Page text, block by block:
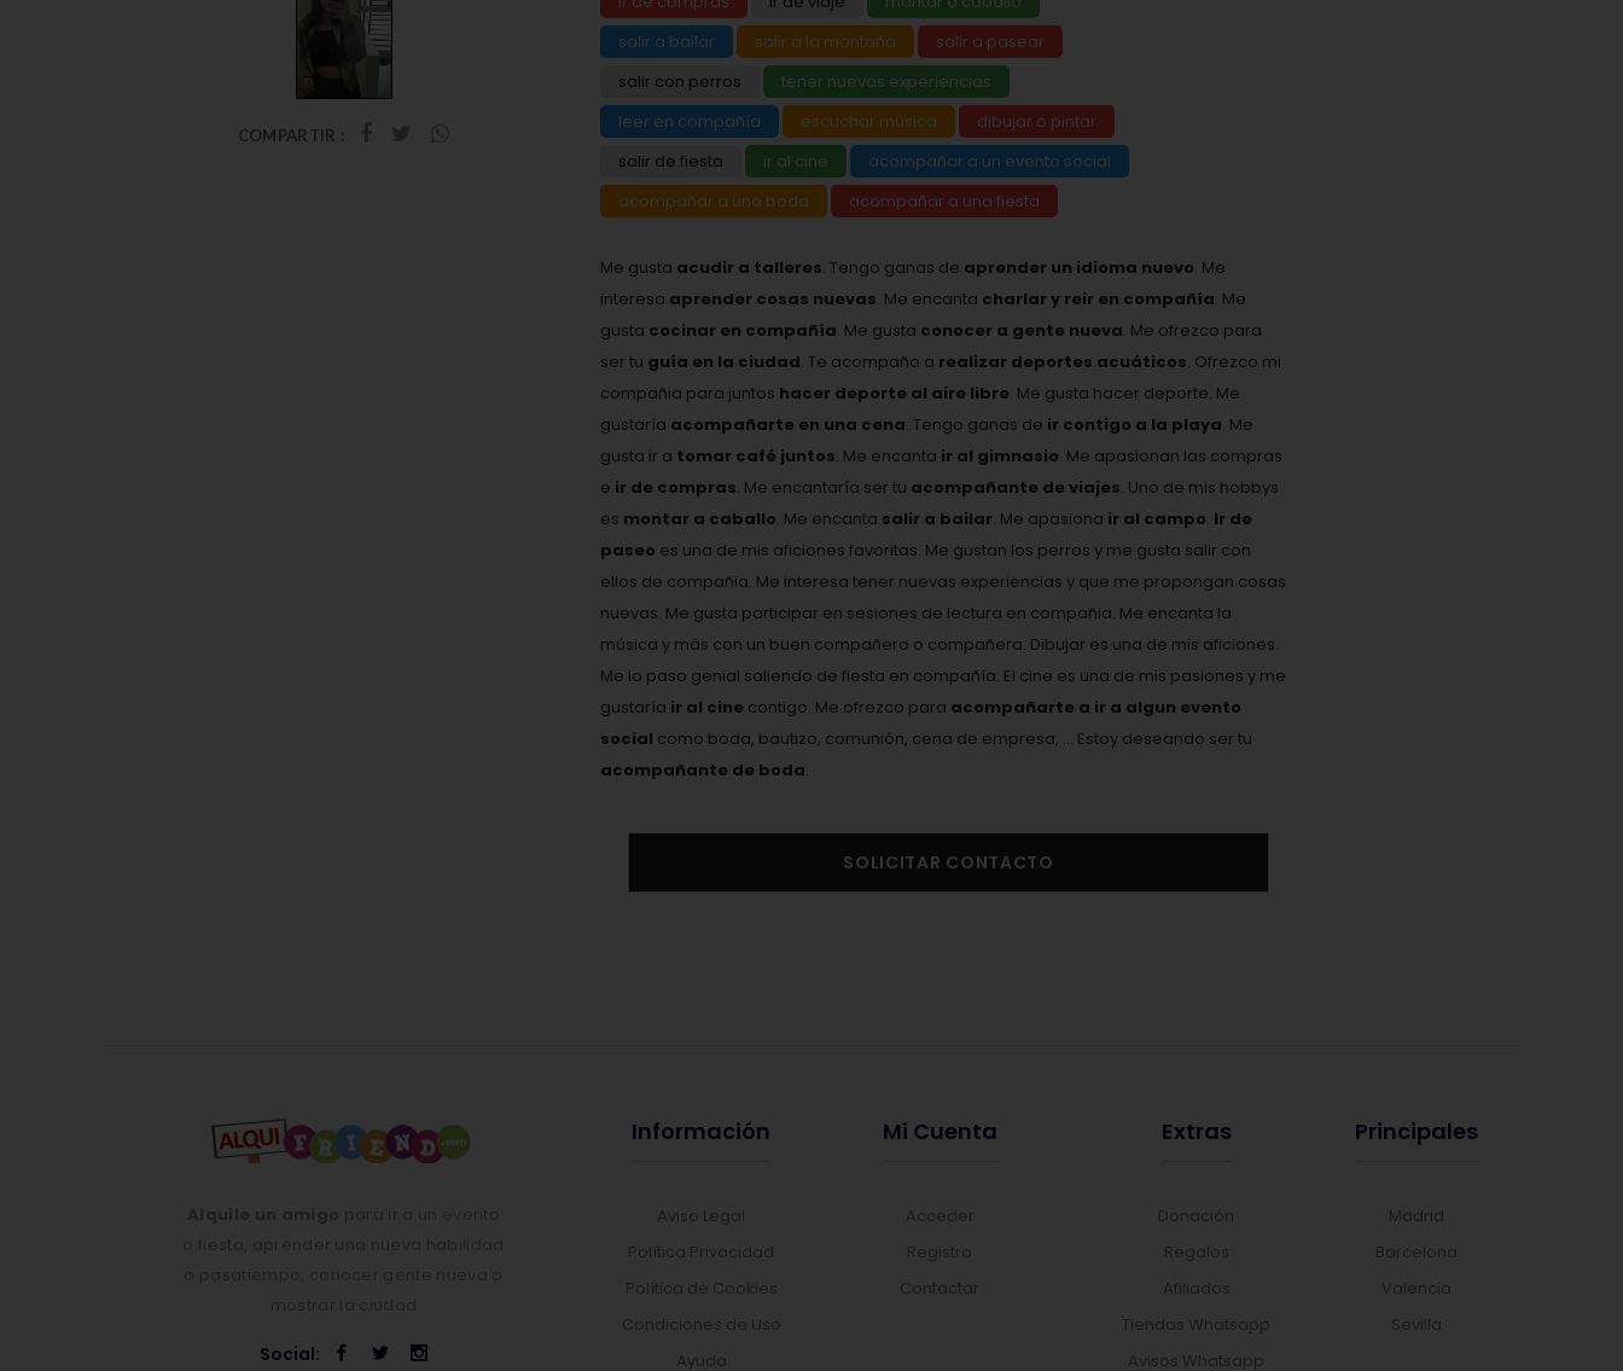
COMPARTIR :
salir a bailar
salir a la montaña
salir a pasear
salir con perros
tener nuevas experiencias
leer en compañía
escuchar música
dibujar o pintar
salir de fiesta
ir al cine
acompañar a un evento social
acompañar a una boda
acompañar a una fiesta
Me gusta acudir a talleres. Tengo ganas de aprender un idioma nuevo. Me
interesa aprender cosas nuevas. Me encanta charlar y reir en compañía. Me
gusta cocinar en compañía. Me gusta conocer a gente nueva. Me ofrezco para
ser tu guía en la ciudad. Te acompaño a realizar deportes acuáticos. Ofrezco mi
compañia para juntos hacer deporte al aire libre. Me gusta hacer deporte. Me
gustaría acompañarte en una cena. Tengo ganas de ir contigo a la playa. Me
gusta ir a tomar café juntos. Me encanta ir al gimnasio. Me apasionan las compras
e ir de compras. Me encantaría ser tu acompañante de viajes. Uno de mis hobbys
es montar a caballo. Me encanta salir a bailar. Me apasiona ir al campo. Ir de
paseo es una de mis aficiones favoritas. Me gustan los perros y me gusta salir con
ellos de compañia. Me interesa tener nuevas experiencias y que me propongan cosas
nuevas. Me gusta participar en sesiones de lectura en compañia. Me encanta la
música y más con un buen compañero o compañera. Dibujar es una de mis aficiones.
Me lo paso genial saliendo de fiesta en compañía. El cine es una de mis pasiones y me
gustaría ir al cine contigo. Me ofrezco para acompañarte a ir a algun evento
social como boda, bautizo, comunión, cena de empresa, ... Estoy deseando ser tu
acompañante de boda.
SOLICITAR CONTACTO
Social:
Información
Aviso Legal
Política Privacidad
Política de Cookies
Condiciones de Uso
Ayuda
Mi Cuenta
Acceder
Registro
Contactar
Extras
Donación
Regalos
Afiliados
Tiendas Whatsapp
Avisos Whatsapp
Principales
Madrid
Barcelona
Valencia
Sevilla